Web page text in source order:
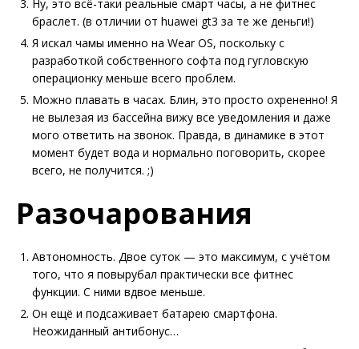
Ну, это всё-таки реальные смарт часы, а не фитнес
браслет. (в отличии от huawei gt3 за те же деньги!)
Я искал чамы именно на Wear OS, поскольку с
разработкой собственного софта под гугловскую
операционку меньше всего проблем.
Можно плавать в часах. Блин, это просто охрененно! Я
не вылезая из бассейна вижу все уведомления и даже
мого ответить на звонок. Правда, в динамике в этот
момент будет вода и нормально поговорить, скорее
всего, не получится. ;)
Разочарования
Автономность. Двое суток — это максимум, с учётом
того, что я повырубал практически все фитнес
функции. С ними вдвое меньше.
Он ещё и подсаживает батарею смартфона.
Неожиданный антибонус…